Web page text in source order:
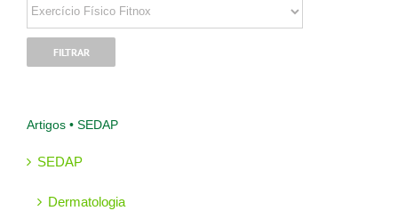
Artigos • SEDAP
SEDAP
Dermatologia